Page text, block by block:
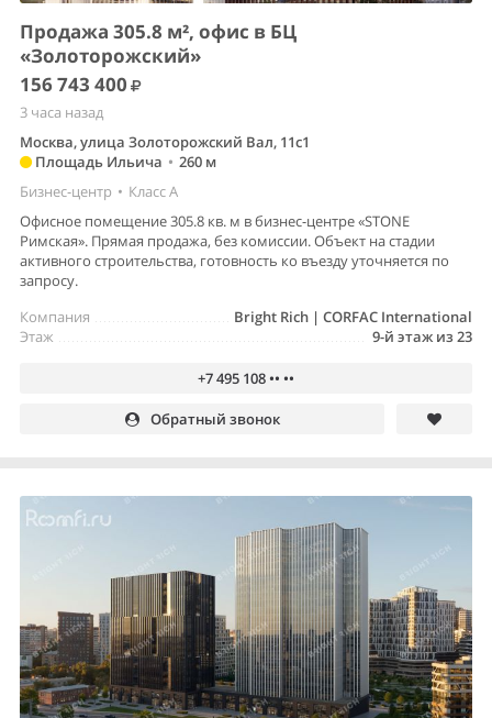
Продажа 305.8 м², офис в БЦ
«Золоторожский»
156 743 400
3 часа назад
Москва, улица Золоторожский Вал, 11с1
Площадь Ильича • 260 м
Бизнес-центр • Класс A
Офисное помещение 305.8 кв. м в бизнес-центре «STONE
Римская». Прямая продажа, без комиссии. Объект на стадии
активного строительства, готовность ко въезду уточняется по
запросу.
Bright Rich | CORFAC International
Компания
9-й этаж из 23
Этаж
+7 495 108 •• ••
Обратный звонок